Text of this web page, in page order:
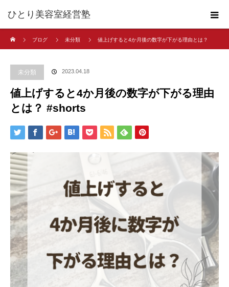
ひとり美容室経営塾
ブログ
未分類 値上げすると4か月後の数字が下がる理由とは？
未分類 2023.04.18
値上げすると4か月後の数字が下がる理由
とは？ #shorts